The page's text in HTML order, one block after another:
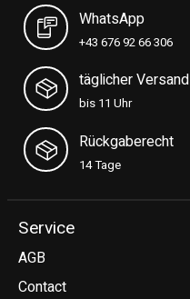
WhatsApp
+43 676 92 66 306
täglicher Versand
bis 11 Uhr
Rückgaberecht
14 Tage
Service
AGB
Contact